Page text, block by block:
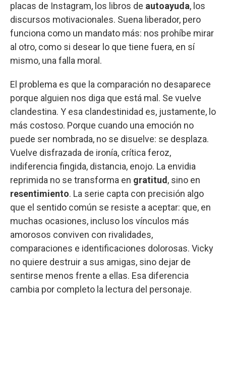
placas de Instagram, los libros de autoayuda, los
discursos motivacionales. Suena liberador, pero
funciona como un mandato más: nos prohíbe mirar
al otro, como si desear lo que tiene fuera, en sí
mismo, una falla moral.
El problema es que la comparación no desaparece
porque alguien nos diga que está mal. Se vuelve
clandestina. Y esa clandestinidad es, justamente, lo
más costoso. Porque cuando una emoción no
puede ser nombrada, no se disuelve: se desplaza.
Vuelve disfrazada de ironía, crítica feroz,
indiferencia fingida, distancia, enojo. La envidia
reprimida no se transforma en gratitud, sino en
resentimiento. La serie capta con precisión algo
que el sentido común se resiste a aceptar: que, en
muchas ocasiones, incluso los vínculos más
amorosos conviven con rivalidades,
comparaciones e identificaciones dolorosas. Vicky
no quiere destruir a sus amigas, sino dejar de
sentirse menos frente a ellas. Esa diferencia
cambia por completo la lectura del personaje.